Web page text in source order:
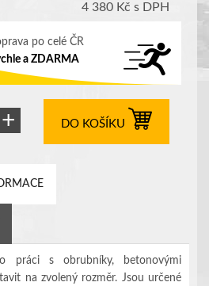
4 380 Kč s DPH
po celé ČR
a ZDARMA
DO KOŠÍKU
práci s obrubníky, betonovými
na zvolený rozměr. Jsou určené